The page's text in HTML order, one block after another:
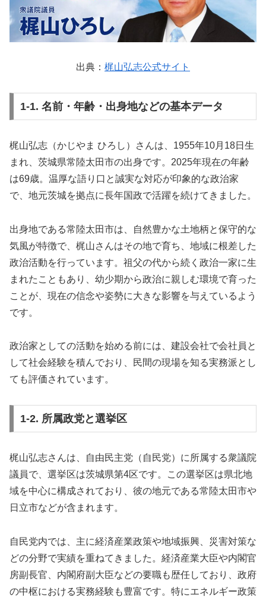
出典： 梶山弘志公式サイト
1-1. 名前・年齢・出身地などの基本データ
梶山弘志（かじやま ひろし）さんは、1955年10月18日生
まれ、茨城県常陸太田市の出身です。2025年現在の年齢
は69歳。温厚な語り口と誠実な対応が印象的な政治家
で、地元茨城を拠点に長年国政で活躍を続けてきました。
出身地である常陸太田市は、自然豊かな土地柄と保守的な
気風が特徴で、梶山さんはその地で育ち、地域に根差した
政治活動を行っています。祖父の代から続く政治一家に生
まれたこともあり、幼少期から政治に親しむ環境で育った
ことが、現在の信念や姿勢に大きな影響を与えているよう
です。
政治家としての活動を始める前には、建設会社で会社員と
して社会経験を積んでおり、民間の現場を知る実務派とし
ても評価されています。
1-2. 所属政党と選挙区
梶山弘志さんは、自由民主党（自民党）に所属する衆議院
議員で、選挙区は茨城県第4区です。この選挙区は県北地
域を中心に構成されており、彼の地元である常陸太田市や
日立市などが含まれます。
自民党内では、主に経済産業政策や地域振興、災害対策な
どの分野で実績を重ねてきました。経済産業大臣や内閣官
房副長官、内閣府副大臣などの要職も歴任しており、政府
の中枢における実務経験も豊富です。特にエネルギー政策